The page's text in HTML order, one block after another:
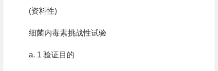
(资料性)
细菌内毒素挑战性试验
a. 1 验证目的